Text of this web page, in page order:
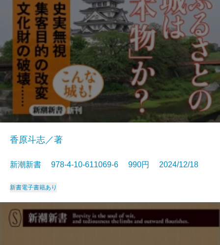
香原斗志／著
新潮新書 978-4-10-611069-6 990円 2024/12/18
新書電子書籍あり